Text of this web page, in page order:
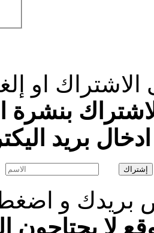
او
بنشرة
و اضغط
لا يحتاجون